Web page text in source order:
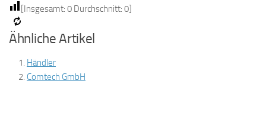
[Insgesamt: 0 Durchschnitt: 0]
Ähnliche Artikel
Händler
Comtech GmbH